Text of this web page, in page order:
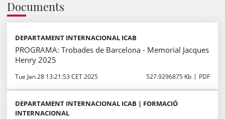
Documents
DEPARTAMENT INTERNACIONAL ICAB
PROGRAMA: Trobades de Barcelona - Memorial Jacques
Henry 2025
Tue Jan 28 13:21:53 CET 2025 527.9296875 Kb PDF
DEPARTAMENT INTERNACIONAL ICAB | FORMACIÓ
INTERNACIONAL